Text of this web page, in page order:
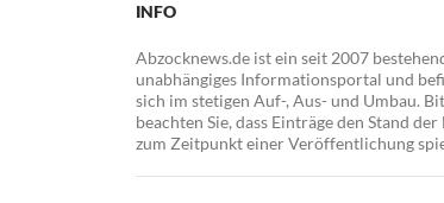
INFO
Abzocknews.de ist ein seit 2007
unabhängiges Informationsportal und
sich im stetigen Auf-, Aus- und Umbau.
beachten Sie, dass Einträge den Stand der
zum Zeitpunkt einer Veröffentlichung